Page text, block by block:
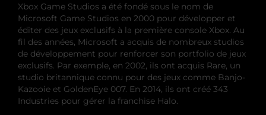
Xbox Game Studios a été fondé sous le nom de
Microsoft Game Studios en 2000 pour développer et
éditer des jeux exclusifs à la première console Xbox. Au
fil des années, Microsoft a acquis de nombreux studios
de développement pour renforcer son portfolio de jeux
exclusifs. Par exemple, en 2002, ils ont acquis Rare, un
studio britannique connu pour des jeux comme Banjo-
Kazooie et GoldenEye 007. En 2014, ils ont créé 343
Industries pour gérer la franchise Halo.